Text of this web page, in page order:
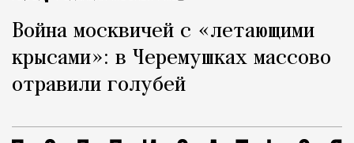
Война москвичей с «летающими
крысами»: в Черемушках массово
отравили голубей